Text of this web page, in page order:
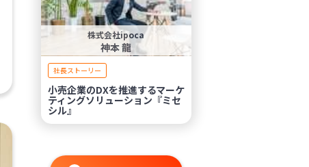
株式会社ipoca
神本 龍
社長ストーリー
小売企業のDXを推進するマーケ
ティングソリューション『ミセ
シル』